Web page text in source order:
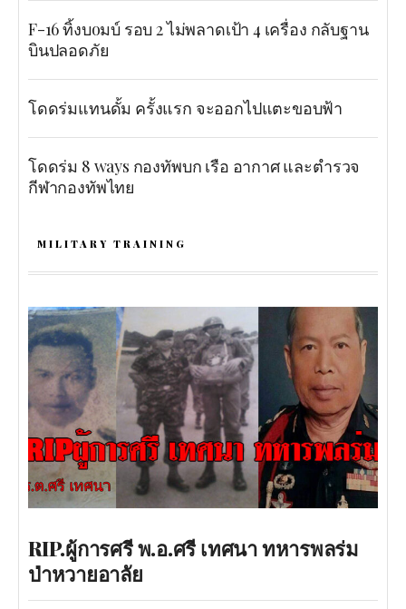
F-16 ทิ้งบoมบ์ รอบ 2 ไม่พลาดเป้า 4 เครื่อง กลับฐาน
บินปลอดภัย
โดดร่มแทนดั้ม ครั้งแรก จะออกไปแตะขอบฟ้า
โดดร่ม 8 ways กองทัพบก เรือ อากาศ และตำรวจ
กีฬากองทัพไทย
MILITARY TRAINING
RIP.ผู้การศรี พ.อ.ศรี เทศนา ทหารพลร่ม
ป่าหวายอาลัย